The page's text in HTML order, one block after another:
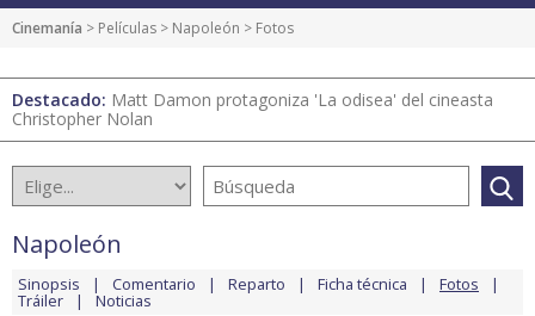
Cinemanía > Películas > Napoleón > Fotos
Destacado: Matt Damon protagoniza 'La odisea' del cineasta
Christopher Nolan
Napoleón
Sinopsis Comentario Reparto Ficha técnica Fotos
Tráiler Noticias